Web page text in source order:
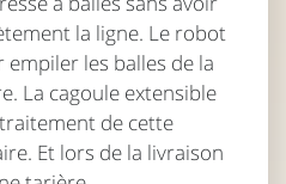
la ligne. Le robot
les balles de la
La cagoule extensible
de cette
Et lors de la livraison